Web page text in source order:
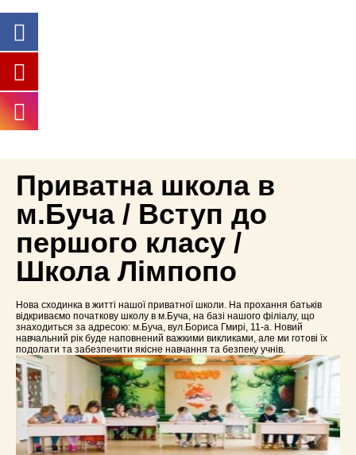
Приватна школа в
м.Буча / Вступ до
першого класу /
Школа Лімпопо
Нова сходинка в житті нашої приватної школи. На прохання батьків
відкриваємо початкову школу в м.Буча, на базі нашого філіалу, що
знаходиться за адресою: м.Буча, вул.Бориса Гмирі, 11-а. Новий
навчальний рік буде наповнений важкими викликами, але ми готові їх
подолати та забезпечити якісне навчання та безпеку учнів.